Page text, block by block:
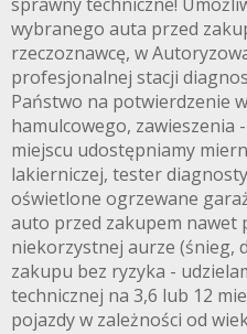
wybranego auta przed
rzeczoznawcę, w
profesjonalnej stacji
Państwo na potwierdzenie
hamulcowego, zawieszenia
miejscu udostępniamy
lakierniczej, tester
oświetlone ogrzewane
auto przed zakupem nawet
niekorzystnej aurze (śnieg,
zakupu bez ryzyka -
technicznej na 3,6 lub 12
pojazdy w zależności od